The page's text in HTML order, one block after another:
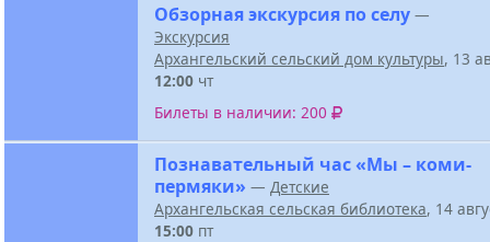
Обзорная экскурсия по селу —
Экскурсия
Архангельский сельский дом культуры, 13
12:00 чт
Билеты в наличии: 200
Познавательный час «Мы – коми-
пермяки» — Детские
Архангельская сельская библиотека, 14
15:00 пт